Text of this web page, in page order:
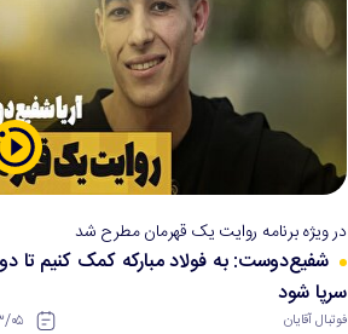
در ویژه برنامه روایت یک قهرمان مطرح شد
شفیع‌دوست: به فولاد مبارکه کمک کنیم تا
سرپا شود
فوتبال آقایان